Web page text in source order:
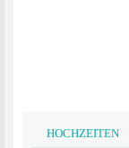
HOCHZEITEN